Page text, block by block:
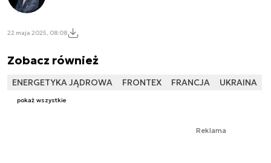
22 maja 2025, 08:08
Zobacz również
ENERGETYKA JĄDROWA FRONTEX FRANCJA UKRAINA
pokaż wszystkie
Reklama